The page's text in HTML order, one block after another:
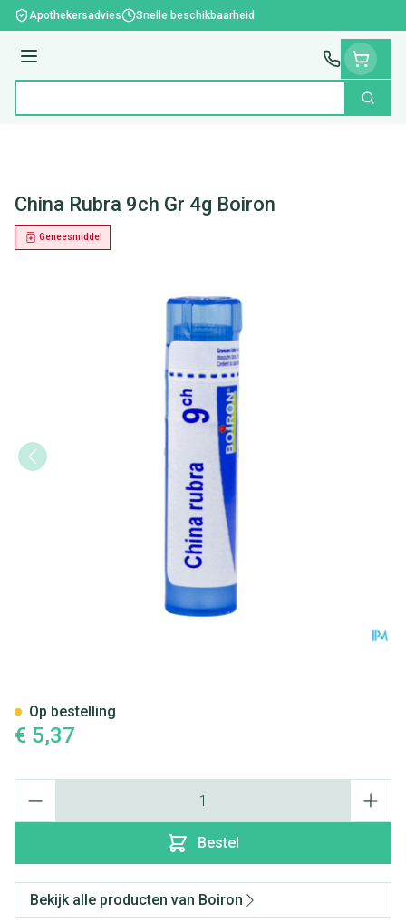
Ga naar de inhoud
Apothekersadvies Snelle beschikbaarheid
Menu
Zoek
China Rubra 9ch Gr 4g Boiron
Geneesmiddel
€ 5,37
Bestel
Op bestelling
Bekijk alle producten van Boiron